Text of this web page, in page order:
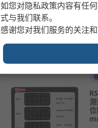
RS
如您对隐私政策内容有任
式与我们联系。
感谢您对我们服务的关注和